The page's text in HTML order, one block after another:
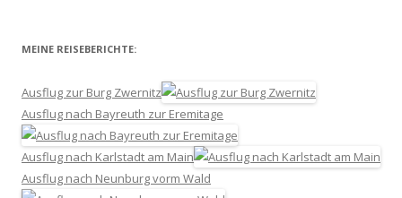
MEINE REISEBERICHTE:
Ausflug zur Burg Zwernitz
Ausflug nach Bayreuth zur Eremitage
Ausflug nach Karlstadt am Main
Ausflug nach Neunburg vorm Wald